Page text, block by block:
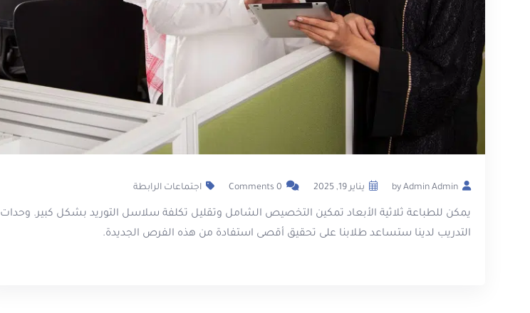
by Admin Admin يناير 19, 2025 0 Comments اجتماعات الرابطة
يمكن للطباعة ثلاثية الأبعاد تمكين التخصيص الشامل وتقليل تكلفة سلاسل التوريد بشكل كبير. وحدات
التدريب لدينا ستساعد طلابنا على تحقيق أقصى استفادة من هذه الفرص الجديدة.